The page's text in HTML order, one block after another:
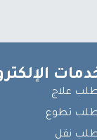
علاج
تطوع
نقل